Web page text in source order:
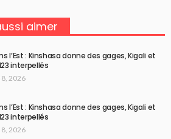
aimer
l’Est : Kinshasa donne des gages, Kigali et
interpellés
2026
l’Est : Kinshasa donne des gages, Kigali et
interpellés
2026